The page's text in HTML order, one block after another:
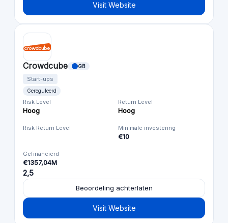
Visit Website
Crowdcube GB
Start-ups
Gereguleerd
Risk Level
Hoog
Return Level
Hoog
Risk Return Level Minimale investering
€10
Gefinancierd
€1357,04M
2,5
Beoordeling achterlaten
Visit Website